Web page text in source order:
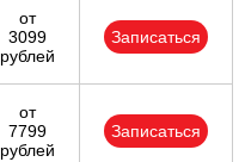
от
3099
рублей
Записаться
от
7799
рублей
Записаться